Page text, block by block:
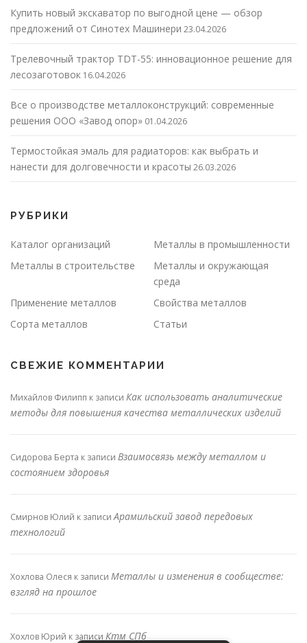
Купить новый экскаватор по выгодной цене — обзор
предложений от Синотех Машинери 23.04.2026
Трелевочный трактор TDT-55: инновационное решение для
лесозаготовок 16.04.2026
Все о производстве металлоконструкций: современные
решения ООО «Завод опор» 01.04.2026
Термостойкая эмаль для радиаторов: как выбрать и
нанести для долговечности и красоты 26.03.2026
РУБРИКИ
Каталог организаций
Металлы в промышленности
Металлы в строительстве
Металлы и окружающая
среда
Применение металлов
Свойства металлов
Сорта металлов
Статьи
СВЕЖИЕ КОММЕНТАРИИ
Михайлов Филипп к записи Как использовать аналитические
методы для повышения качества металлических изделий
Сидорова Берта к записи Взаимосвязь между металлом и
состоянием здоровья
Смирнов Юлий к записиАрамильский завод передовых
технологий
Хохлова Олеся к записи Металлы и изменения в сообществе:
взгляд на прошлое
Хохлов Юрий к записи Ктм СПб